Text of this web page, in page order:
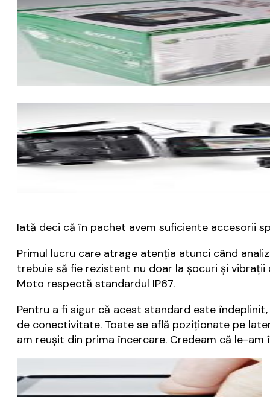
Iată deci că în pachet avem suficiente accesorii
Primul lucru care atrage atenția atunci când
trebuie să fie rezistent nu doar la șocuri și
Moto respectă standardul IP67.
Pentru a fi sigur că acest standard este
de conectivitate. Toate se află poziționate pe
am reușit din prima încercare. Credeam că le-am